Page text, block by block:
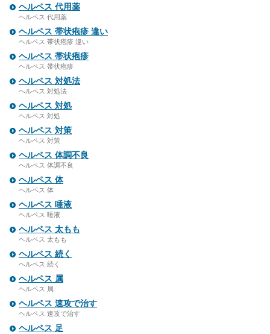
ヘルペス 代用薬
ヘルペス 代用薬
ヘルペス 帯状疱疹 違い
ヘルペス 帯状疱疹 違い
ヘルペス 帯状疱疹
ヘルペス 帯状疱疹
ヘルペス 対処法
ヘルペス 対処法
ヘルペス 対処
ヘルペス 対処
ヘルペス 対策
ヘルペス 対策
ヘルペス 体調不良
ヘルペス 体調不良
ヘルペス 体
ヘルペス 体
ヘルペス 唾液
ヘルペス 唾液
ヘルペス 太もも
ヘルペス 太もも
ヘルペス 続く
ヘルペス 続く
ヘルペス 属
ヘルペス 属
ヘルペス 速攻で治す
ヘルペス 速攻で治す
ヘルペス 足